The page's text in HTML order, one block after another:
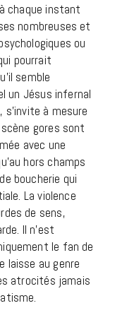
chaque instant
nombreuses et
ou
pourrait
semble
un Jésus infernal
s’invite à mesure
gores sont
avec une
hors champs
boucherie qui
La violence
de sens,
Il n’est
le fan de
laisse au genre
atrocités jamais